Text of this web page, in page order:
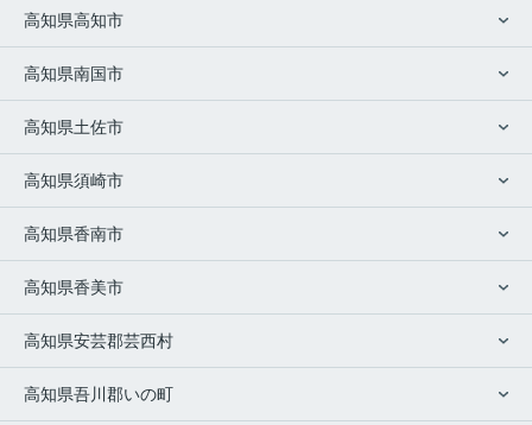
高知県高知市
高知県南国市
高知県土佐市
高知県須崎市
高知県香南市
高知県香美市
高知県安芸郡芸西村
高知県吾川郡いの町